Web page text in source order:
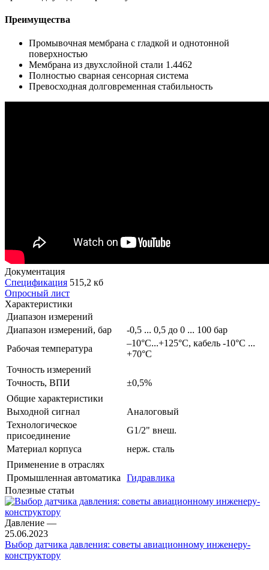
Преимущества
Промывочная мембрана с гладкой и однотонной
поверхностью
Мембрана из двухслойной стали 1.4462
Полностью сварная сенсорная система
Превосходная долговременная стабильность
Документация
Спецификация 515,2 кб
Опросный лист
Характеристики
Диапазон измерений
Диапазон измерений, бар
-0,5 ... 0,5 до 0 ... 100 бар
Рабочая температура
–10°C...+125°C, кабель -10°C ...
+70°C
Точность измерений
Точность, ВПИ
±0,5%
Общие характеристики
Выходной сигнал
Аналоговый
Технологическое
присоединение
G1/2" внеш.
Материал корпуса
нерж. cталь
Применение в отраслях
Промышленная автоматика
Гидравлика
Полезные статьи
Давление —
25.06.2023
Выбор датчика давления: советы авиационному инженеру-
конструктору